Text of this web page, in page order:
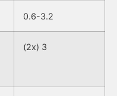
0.6-3.2
(2x) 3